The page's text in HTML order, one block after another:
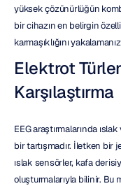
yüksek çözünürlüğün
bir cihazın en belirgin
karmaşıklığını
Elektrot
Karşılaştırma
EEG araştırmalarında
bir tartışmadır. İletken bir
ıslak sensörler, kafa
oluşturmalarıyla bilinir. Bu